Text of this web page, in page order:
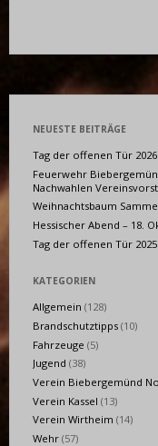
NEUESTE BEITRÄGE
Tag der offenen Tür 2026
Feuerwehr
Nachwahlen
Weihnachtsbaum
Hessischer Abend – 18.
Tag der offenen Tür 2025
KATEGORIEN
Allgemein (128)
Brandschutztipps (10)
Fahrzeuge (5)
Jugend (38)
Verein Biebergemünd
Verein Kassel (13)
Verein Wirtheim (14)
Wehr (57)